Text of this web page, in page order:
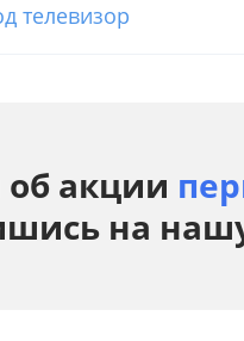
телевизор
акции
на